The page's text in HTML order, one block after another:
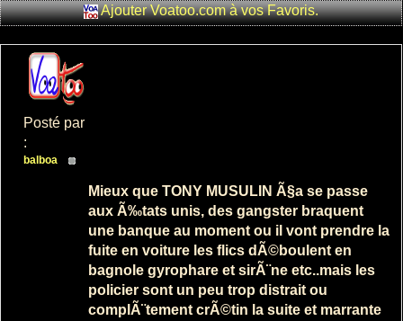
le gendarme
david
copperfield
parodie d'un
magicien...
: 15904
Ajouter Voatoo.com à vos Favoris.
Posté par
:
balboa
Mieux que TONY MUSULIN Ã§a se passe
aux Ã‰tats unis, des gangster braquent
une banque au moment ou il vont prendre la
fuite en voiture les flics dÃ©boulent en
bagnole gyrophare et sirÃ¨ne etc..mais les
policier sont un peu trop distrait ou
complÃ¨tement crÃ©tin la suite et marrante